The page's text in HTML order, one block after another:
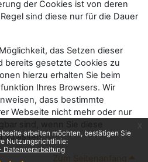
arbeiten möchten, bestätigen Sie
Nutzungsrichtlinie:
Datenverarbeitung
der Cookies ist von deren
sind diese nur für die Dauer
das Setzen dieser
bereits gesetzte Cookies zu
hierzu erhalten Sie beim
Ihres Browsers. Wir
dass bestimmte
Webseite nicht mehr oder nur
zulassen.